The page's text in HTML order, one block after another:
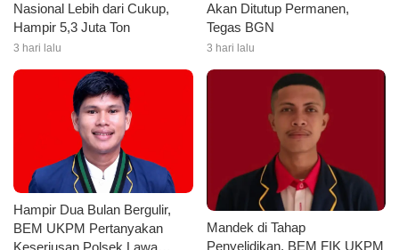
Nasional Lebih dari Cukup,
Hampir 5,3 Juta Ton
3 hari lalu
Akan Ditutup Permanen,
Tegas BGN
3 hari lalu
Hampir Dua Bulan Bergulir,
BEM UKPM Pertanyakan
Keseriusan Polsek Lawa
Mandek di Tahap
Penyelidikan, BEM FIK UKPM